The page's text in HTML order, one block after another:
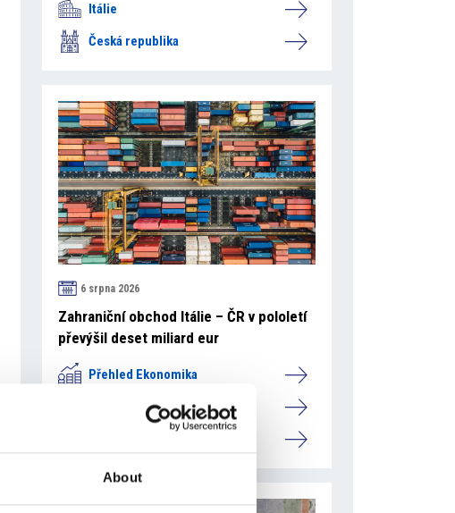
About
Itálie
Česká republika
6 srpna 2026
Zahraniční obchod Itálie – ČR v pololetí
převýšil deset miliard eur
Přehled Ekonomika